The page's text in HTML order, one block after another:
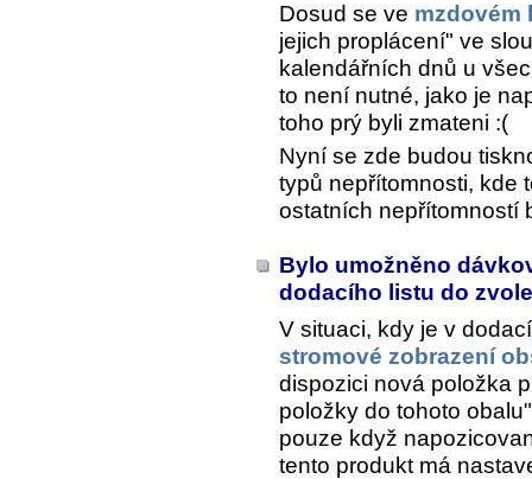
Dosud se ve mzdovém
jejich proplácení" ve
kalendářních dnů u
to není nutné, jako je
toho prý byli zmateni :(
Nyní se zde budou
typů nepřítomnosti, kde
ostatních nepřítomností
Bylo umožněno
dodacího listu do
V situaci, kdy je v
stromové zobrazení
dispozici nová položka
položky do tohoto
pouze když
tento produkt má